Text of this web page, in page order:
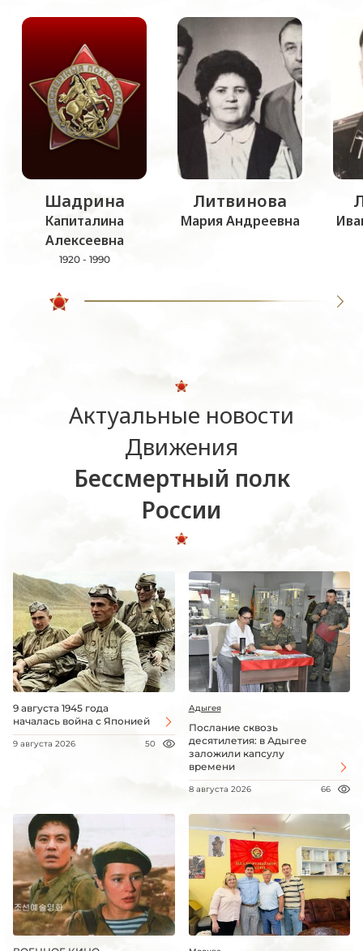
Шадрина
Капиталина
Алексеевна
1920 - 1990
Литвинова
Мария Андреевна
Актуальные новости
Движения
Бессмертный полк
России
9 августа 1945 года
началась война с Японией
9 августа 2026 50
Адыгея
Послание сквозь
десятилетия: в Адыгее
заложили капсулу
времени
8 августа 2026 66